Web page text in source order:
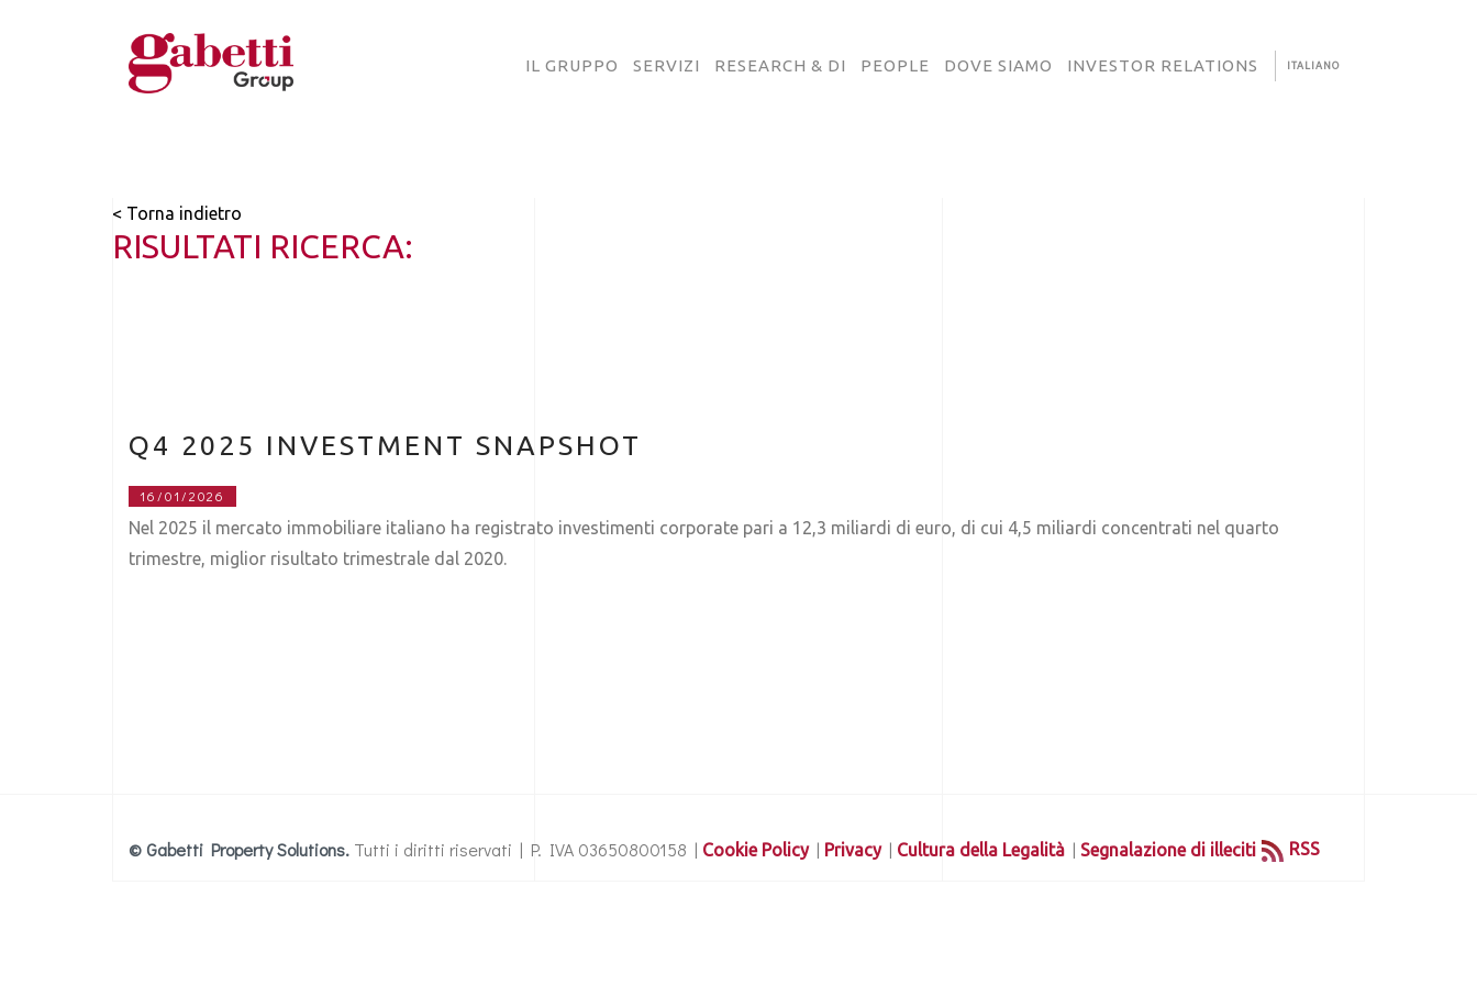
IL GRUPPO SERVIZI RESEARCH & DI PEOPLE DOVE SIAMO INVESTOR RELATIONS ITALIANO
< Torna indietro
RISULTATI RICERCA:
Q4 2025 INVESTMENT SNAPSHOT
16/01/2026
Nel 2025 il mercato immobiliare italiano ha registrato investimenti corporate pari a 12,3 miliardi di euro, di cui 4,5 miliardi concentrati nel quarto
trimestre, miglior risultato trimestrale dal 2020.
© Gabetti Property Solutions. Tutti i diritti riservati | P. IVA 03650800158 | Cookie Policy| Privacy| Cultura della Legalità | Segnalazione di illeciti RSS